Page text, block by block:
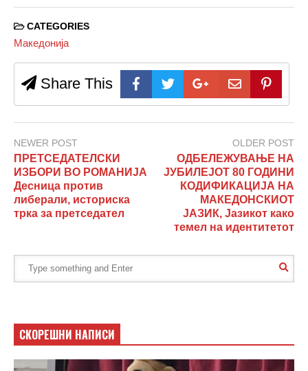
CATEGORIES
Македонија
Share This
NEWER POST
ПРЕТСЕДАТЕЛСКИ
ИЗБОРИ ВО РОМАНИЈА
Десница против
либерали, историска
трка за претседател
OLDER POST
ОДБЕЛЕЖУВАЊЕ НА
ЈУБИЛЕЈОТ 80 ГОДИНИ
КОДИФИКАЦИЈА НА
МАКЕДОНСКИОТ
ЈАЗИК, Јазикот како
темел на идентитетот
СКОРЕШНИ НАПИСИ